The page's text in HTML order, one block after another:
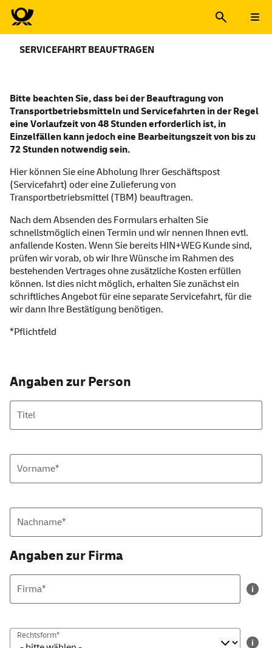
SERVICEFAHRT BEAUFTRAGEN
Servicefahrt beauftragen
Bitte beachten Sie, dass bei der Beauftragung von
Transportbetriebsmitteln und Servicefahrten in der Regel
eine Vorlaufzeit von 48 Stunden erforderlich ist, in
Einzelfällen kann jedoch eine Bearbeitungszeit von bis zu
72 Stunden notwendig sein.
Hier können Sie eine Abholung Ihrer Geschäftspost
(Servicefahrt) oder eine Zulieferung von
Transportbetriebsmittel (TBM) beauftragen.
Nach dem Absenden des Formulars erhalten Sie
schnellstmöglich einen Termin und wir nennen Ihnen evtl.
anfallende Kosten. Wenn Sie bereits HIN+WEG Kunde sind,
prüfen wir vorab, ob wir Ihre Wünsche im Rahmen des
bestehenden Vertrages ohne zusätzliche Kosten erfüllen
können. Ist dies nicht möglich, erhalten Sie zunächst ein
schriftliches Angebot für eine separate Servicefahrt, für die
wir dann Ihre Bestätigung benötigen.
*Pflichtfeld
Angaben zur Person
Titel
Vorname*
Nachname*
Angaben zur Firma
Firma*
Rechtsform*